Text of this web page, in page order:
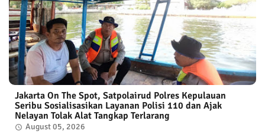
Jakarta On The Spot, Satpolairud Polres Kepulauan
Seribu Sosialisasikan Layanan Polisi 110 dan Ajak
Nelayan Tolak Alat Tangkap Terlarang
August 05, 2026